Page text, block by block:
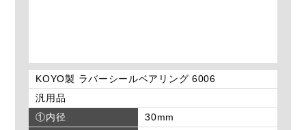
KOYO製 ラバーシールベアリング 6006
汎用品
①内径
30mm